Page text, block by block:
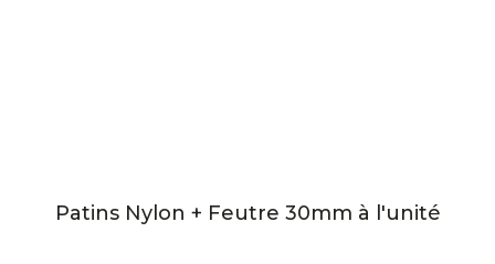
Patins Nylon + Feutre 30mm à l'unité